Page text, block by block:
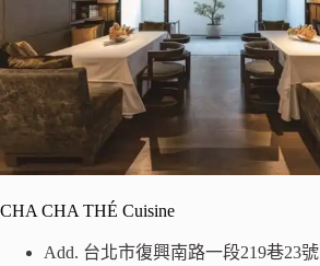
CHA CHA THÉ Cuisine
Add. 台北市復興南路一段219巷23號